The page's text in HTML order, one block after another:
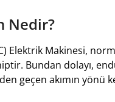
Nedir?
Elektrik Makinesi,
Bundan dolayı,
geçen akımın yönü